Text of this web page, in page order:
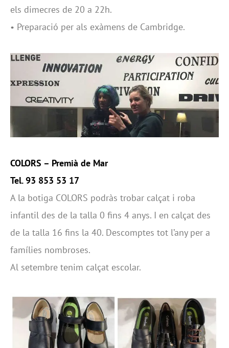
els dimecres de 20 a 22h.
• Preparació per als exàmens de Cambridge.
COLORS – Premià de Mar
Tel. 93 853 53 17
A la botiga COLORS podràs trobar calçat i roba
infantil des de la talla 0 fins 4 anys. I en calçat des
de la talla 16 fins la 40. Descomptes tot l’any per a
famílies nombroses.
Al setembre tenim calçat escolar.